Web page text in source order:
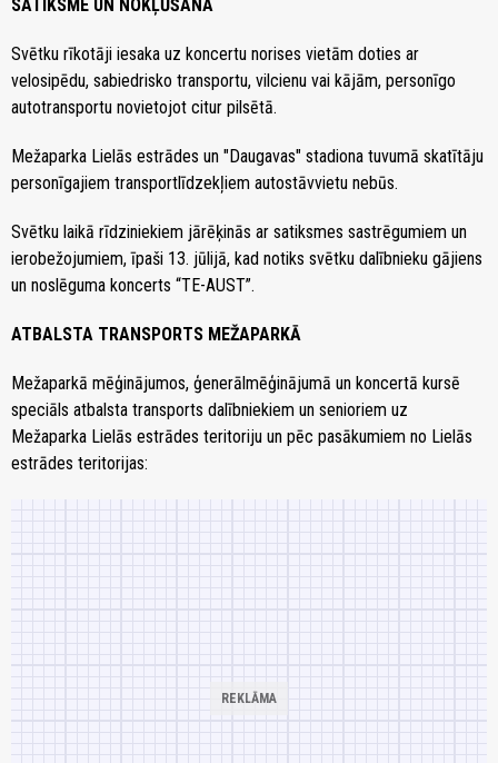
SATIKSME UN NOKĻŪŠANA
Svētku rīkotāji iesaka uz koncertu norises vietām doties ar
velosipēdu, sabiedrisko transportu, vilcienu vai kājām, personīgo
autotransportu novietojot citur pilsētā.
Mežaparka Lielās estrādes un "Daugavas" stadiona tuvumā skatītāju
personīgajiem transportlīdzekļiem autostāvvietu nebūs.
Svētku laikā rīdziniekiem jārēķinās ar satiksmes sastrēgumiem un
ierobežojumiem, īpaši 13. jūlijā, kad notiks svētku dalībnieku gājiens
un noslēguma koncerts “TE-AUST”.
ATBALSTA TRANSPORTS MEŽAPARKĀ
Mežaparkā mēģinājumos, ģenerālmēģinājumā un koncertā kursē
speciāls atbalsta transports dalībniekiem un senioriem uz
Mežaparka Lielās estrādes teritoriju un pēc pasākumiem no Lielās
estrādes teritorijas: